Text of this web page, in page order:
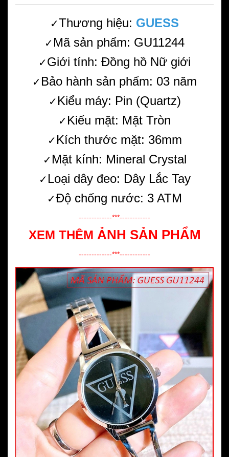
✓Thương hiệu: GUESS
✓ Mã sản phẩm: GU11244
✓Giới tính: Đồng hồ Nữ giới
✓ Bảo hành sản phẩm: 03 năm
✓ Kiểu máy: Pin (Quartz)
✓ Kiểu mặt: Mặt Tròn
✓ Kích thước mặt: 36mm
✓ Mặt kính: Mineral Crystal
✓ Loại dây đeo: Dây Lắc Tay
✓Độ chống nước: 3 ATM
-------------***------------
XEM THÊM ẢNH SẢN PHẨM
-------------***------------